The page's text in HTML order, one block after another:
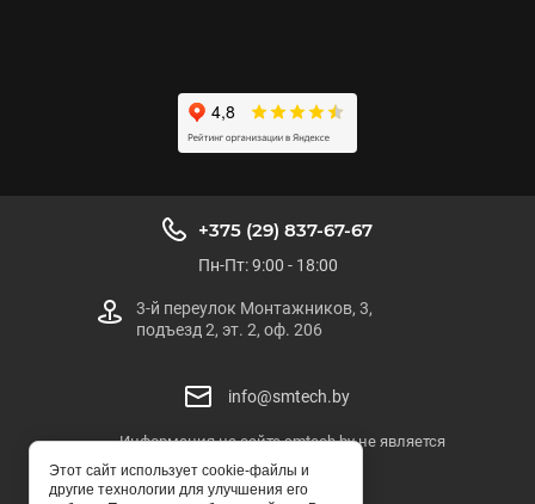
+375 (29) 837-67-67
Пн-Пт: 9:00 - 18:00
3-й переулок Монтажников, 3,
подъезд 2, эт. 2, оф. 206
info@smtech.by
Информация на сайте smtech.by не является
публичной офертой
Этот сайт использует cookie-файлы и
другие технологии для улучшения его